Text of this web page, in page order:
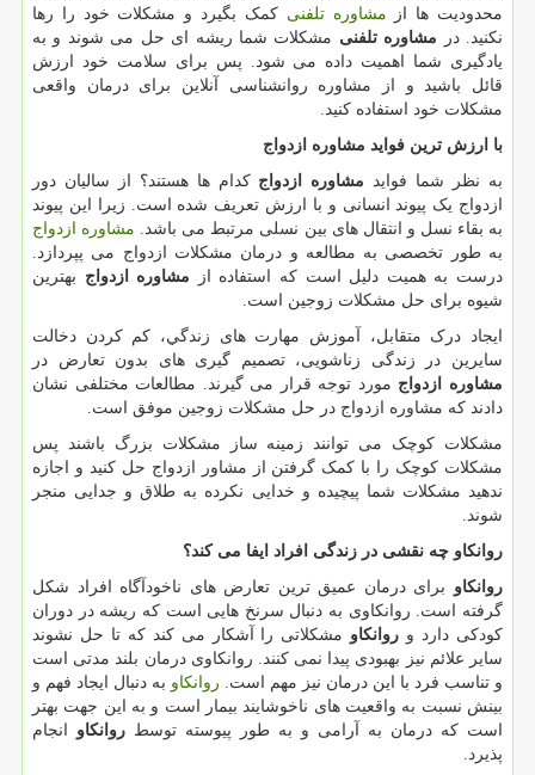
محدودیت ها از مشاوره تلفنی کمک بگیرد و مشکلات خود را رها
نکنید. در مشاوره تلفنی مشکلات شما ریشه ای حل می شوند و به
یادگیری شما اهمیت داده می شود. پس برای سلامت خود ارزش
قائل باشید و از مشاوره روانشناسی آنلاین برای درمان واقعی
مشکلات خود استفاده کنید.
با ارزش ترین فواید مشاوره ازدواج
به نظر شما فواید مشاوره ازدواج کدام ها هستند؟ از سالیان دور
ازدواج یک پیوند انسانی و با ارزش تعریف شده است. زیرا این پیوند
به بقاء نسل و انتقال های بین نسلی مرتبط می باشد. مشاوره ازدواج
به طور تخصصی به مطالعه و درمان مشکلات ازدواج می پپردازد.
درست به همیت دلیل است که استفاده از مشاوره ازدواج بهترین
شیوه برای حل مشکلات زوجین است.
ایجاد درک متقابل، آموزش مهارت های زندگي، کم کردن دخالت
سایرین در زندگی زناشویی، تصميم گیری های بدون تعارض در
مشاوره ازدواج مورد توجه قرار می گیرند. مطالعات مختلفی نشان
دادند که مشاوره ازدواج در حل مشکلات زوجین موفق است.
مشکلات کوچک می توانند زمینه ساز مشکلات بزرگ باشند پس
مشکلات کوچک را با کمک گرفتن از مشاور ازدواج حل کنید و اجازه
ندهید مشکلات شما پیچیده و خدایی نکرده به طلاق و جدایی منجر
شوند.
روانکاو چه نقشی در زندگی افراد ایفا می کند؟
روانکاو برای درمان عمیق ترین تعارض های ناخودآگاه افراد شکل
گرفته است. روانکاوی به دنبال سرنخ هایی است که ریشه در دوران
کودکی دارد و روانکاو مشکلاتی را آشکار می کند که تا حل نشوند
سایر علائم نیز بهبودی پیدا نمی کنند. روانکاوی درمان بلند مدتی است
و تناسب فرد با این درمان نیز مهم است. روانکاو به دنبال ایجاد فهم و
بینش نسبت به واقعیت های ناخوشایند بیمار است و به این جهت بهتر
است که درمان به آرامی و به طور پیوسته توسط روانکاو انجام
پذیرد.